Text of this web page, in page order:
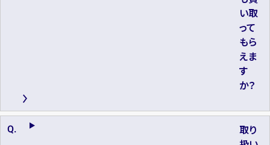
い取
って
もら
えま
す
か？
取り